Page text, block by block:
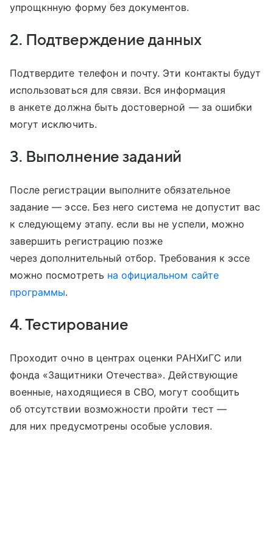
упрощкнную форму без документов.
2. Подтверждение данных
Подтвердите телефон и почту. Эти контакты будут
использоваться для связи. Вся информация
в анкете должна быть достоверной — за ошибки
могут исключить.
3. Выполнение заданий
После регистрации выполните обязательное
задание — эссе. Без него система не допустит вас
к следующему этапу. если вы не успели, можно
завершить регистрацию позже
через дополнительный отбор. Требования к эссе
можно посмотреть на официальном сайте
программы.
4. Тестирование
Проходит очно в центрах оценки РАНХиГС или
фонда «Защитники Отечества». Действующие
военные, находящиеся в СВО, могут сообщить
об отсутствии возможности пройти тест —
для них предусмотрены особые условия.